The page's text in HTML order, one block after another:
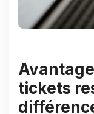
tickets